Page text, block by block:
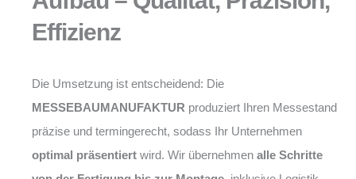
Effizienz
Die Umsetzung ist entscheidend: Die
MESSEBAUMANUFAKTUR produziert Ihren Messestand
präzise und termingerecht, sodass Ihr Unternehmen
optimal präsentiert wird. Wir übernehmen alle Schritte